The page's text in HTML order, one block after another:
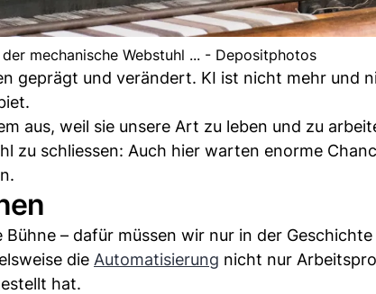
mechanische Webstuhl ... - Depositphotos
geprägt und verändert. KI ist nicht mehr und
aus, weil sie unsere Art zu leben und zu
zu schliessen: Auch hier warten enorme
– dafür müssen wir nur in der Geschichte
die Automatisierung nicht nur
hat.